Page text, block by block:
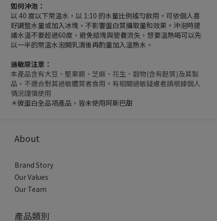
如何沖泡：
以 40 度以下常溫水，以 1:10 的水量比例搖勻飲用。可依個人喜
好調整水量或加入冰塊，不影響蛋白質攝取量和效果。沖泡時建
議水溫不要超過60度，避免結塊與營養流失，想要溫熱喝可以先
以一半的常溫水泡開乳清後再酌量加入溫熱水。
過敏原注意：
本產品含有大豆、堅果類、芝麻、花生、穀物(含有麩質)及其製
品，不適合對其過敏體質者食用。有相關過敏疑慮者請根據個人
情況謹慎使用
＊彼蛋白全品項產品，皆未使用阿斯巴甜
About
Brand Story
Our Values
Our Team
產品類別